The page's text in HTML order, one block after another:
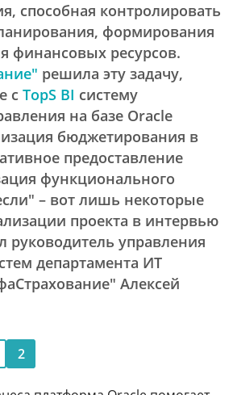
способная контролировать
формирования
финансовых ресурсов.
решила эту задачу,
с TopS BI систему
на базе Oracle
бюджетирования в
предоставление
функционального
– вот лишь некоторые
проекта в интервью
руководитель управления
департамента ИТ
Алексей
2